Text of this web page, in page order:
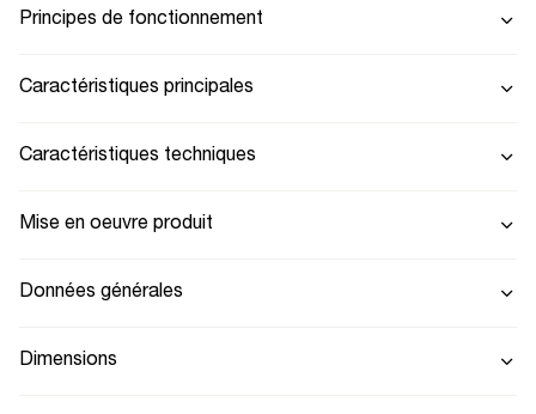
Principes de fonctionnement
Caractéristiques principales
Caractéristiques techniques
Mise en oeuvre produit
Données générales
Dimensions